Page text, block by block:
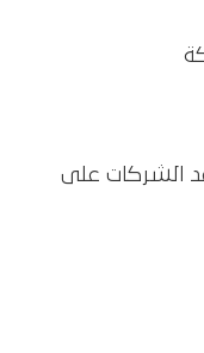
الشركات على